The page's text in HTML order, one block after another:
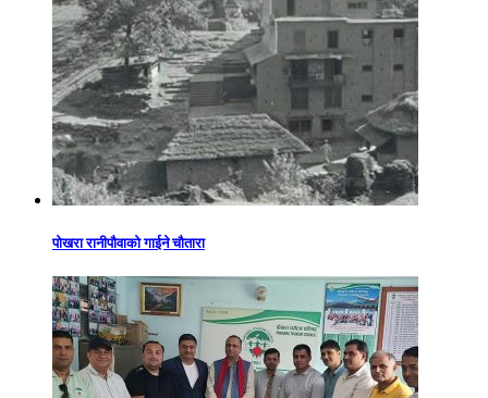
पोखरा रानीपौवाको गाईने चौतारा